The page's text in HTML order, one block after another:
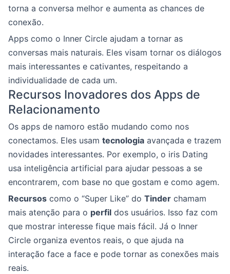
torna a conversa melhor e aumenta as chances de
conexão.
Apps como o Inner Circle ajudam a tornar as
conversas mais naturais. Eles visam tornar os diálogos
mais interessantes e cativantes, respeitando a
individualidade de cada um.
Recursos Inovadores dos Apps de
Relacionamento
Os apps de namoro estão mudando como nos
conectamos. Eles usam tecnologia avançada e trazem
novidades interessantes. Por exemplo, o iris Dating
usa inteligência artificial para ajudar pessoas a se
encontrarem, com base no que gostam e como agem.
Recursos como o “Super Like” do Tinder chamam
mais atenção para o perfil dos usuários. Isso faz com
que mostrar interesse fique mais fácil. Já o Inner
Circle organiza eventos reais, o que ajuda na
interação face a face e pode tornar as conexões mais
reais.